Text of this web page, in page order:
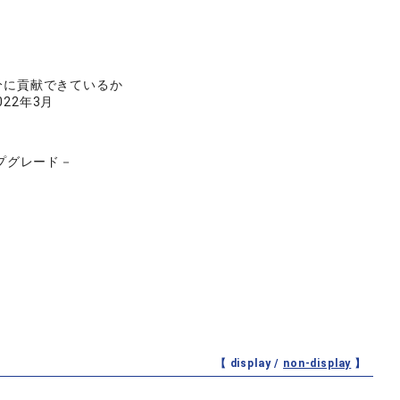
貢献できているか
年3月
グレード－
【 display / non-display 】